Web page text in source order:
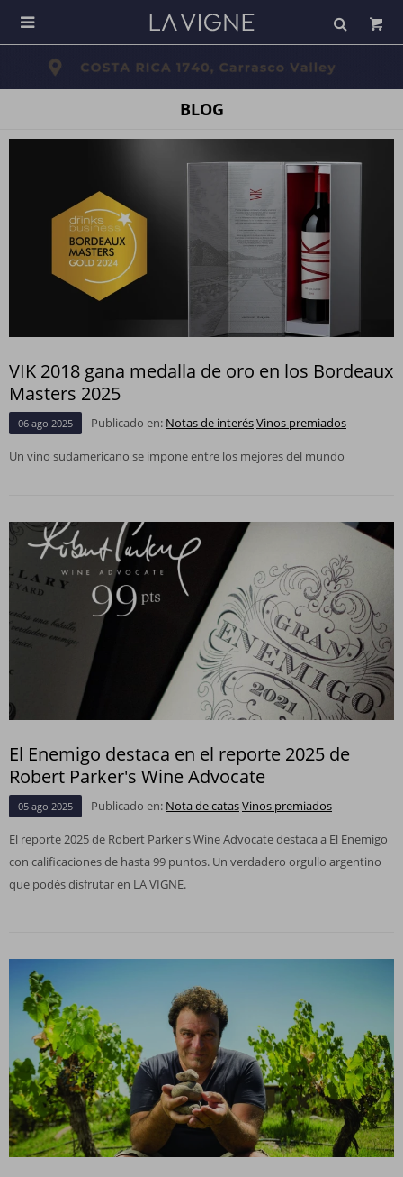

BLOG
VIK 2018 gana medalla de oro en los Bordeaux
Masters 2025
06 ago 2025 Publicado en: Notas de interésVinos premiados
Un vino sudamericano se impone entre los mejores del mundo
El Enemigo destaca en el reporte 2025 de
Robert Parker's Wine Advocate
05 ago 2025 Publicado en: Nota de catasVinos premiados
El reporte 2025 de Robert Parker's Wine Advocate destaca a El Enemigo
con calificaciones de hasta 99 puntos. Un verdadero orgullo argentino
que podés disfrutar en LA VIGNE.